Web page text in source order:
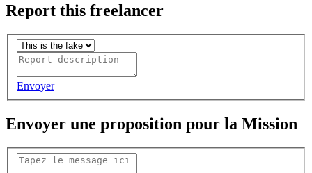
Report this freelancer
Envoyer
Envoyer une proposition pour la Mission